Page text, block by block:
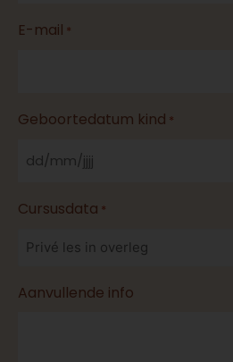
E-mail *
Geboortedatum kind *
Cursusdata *
Aanvullende info